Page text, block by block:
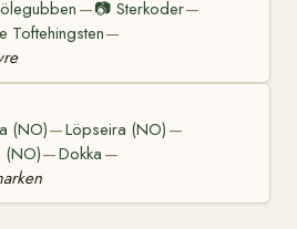
—📷 Sterkoder—
Toftehingsten—
(NO)—Löpseira (NO) —
(NO)—Dokka —